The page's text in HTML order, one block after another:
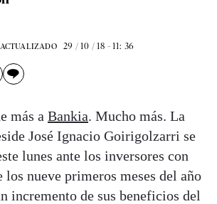
ACTUALIZADO 29 / 10 / 18 - 11: 36
más a Bankia. Mucho más. La
José Ignacio Goirigolzarri se
lunes ante los inversores con
los nueve primeros meses del año
incremento de sus beneficios del